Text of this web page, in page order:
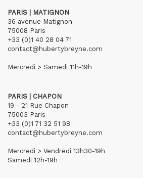
PARIS | MATIGNON
36 avenue Matignon
75008 Paris
+33 (0)1 40 28 04 71
contact@hubertybreyne.com
Mercredi > Samedi 11h-19h
PARIS | CHAPON
19 - 21 Rue Chapon
75003 Paris
+33 (0)1 71 32 51 98
contact@hubertybreyne.com
Mercredi > Vendredi 13h30-19h
Samedi 12h-19h